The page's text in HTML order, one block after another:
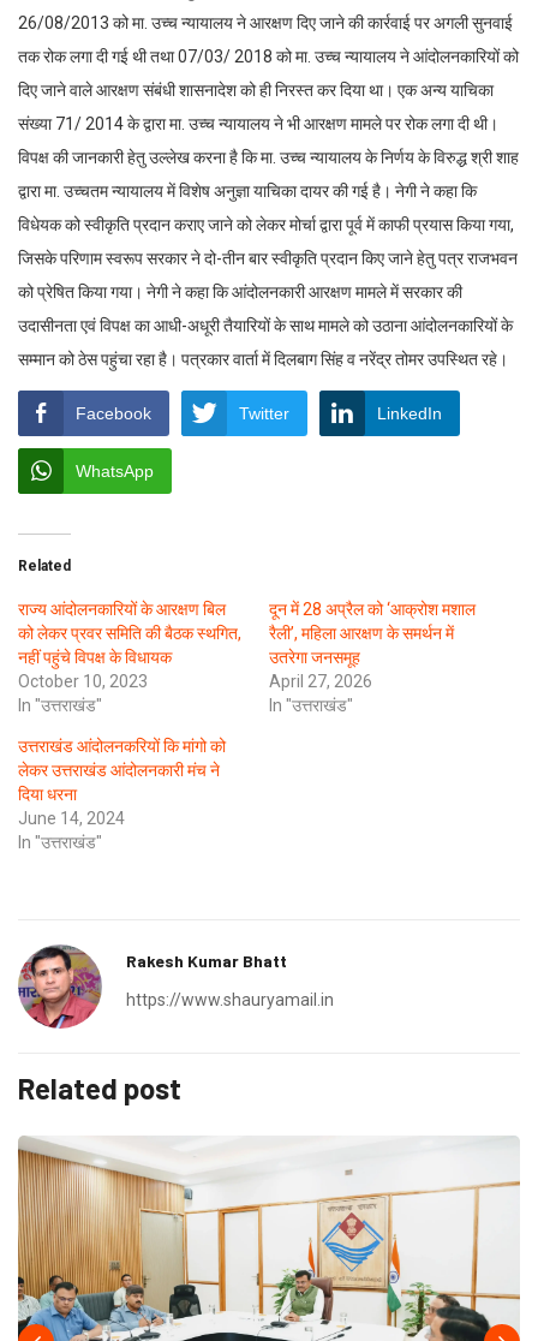
26/08/2013 को मा. उच्च न्यायालय ने आरक्षण दिए जाने की कार्रवाई पर अगली सुनवाई
तक रोक लगा दी गई थी तथा 07/03/ 2018 को मा. उच्च न्यायालय ने आंदोलनकारियों को
दिए जाने वाले आरक्षण संबंधी शासनादेश को ही निरस्त कर दिया था। एक अन्य याचिका
संख्या 71/ 2014 के द्वारा मा. उच्च न्यायालय ने भी आरक्षण मामले पर रोक लगा दी थी।
विपक्ष की जानकारी हेतु उल्लेख करना है कि मा. उच्च न्यायालय के निर्णय के विरुद्ध श्री शाह
द्वारा मा. उच्चतम न्यायालय में विशेष अनुज्ञा याचिका दायर की गई है। नेगी ने कहा कि
विधेयक को स्वीकृति प्रदान कराए जाने को लेकर मोर्चा द्वारा पूर्व में काफी प्रयास किया गया,
जिसके परिणाम स्वरूप सरकार ने दो-तीन बार स्वीकृति प्रदान किए जाने हेतु पत्र राजभवन
को प्रेषित किया गया। नेगी ने कहा कि आंदोलनकारी आरक्षण मामले में सरकार की
उदासीनता एवं विपक्ष का आधी-अधूरी तैयारियों के साथ मामले को उठाना आंदोलनकारियों के
सम्मान को ठेस पहुंचा रहा है। पत्रकार वार्ता में दिलबाग सिंह व नरेंद्र तोमर उपस्थित रहे।
Facebook Twitter LinkedIn
WhatsApp
Related
राज्य आंदोलनकारियों के आरक्षण बिल
को लेकर प्रवर समिति की बैठक स्थगित,
नहीं पहुंचे विपक्ष के विधायक
October 10, 2023
In "उत्तराखंड"
दून में 28 अप्रैल को ‘आक्रोश मशाल
रैली’, महिला आरक्षण के समर्थन में
उतरेगा जनसमूह
April 27, 2026
In "उत्तराखंड"
उत्तराखंड आंदोलनकरियों कि मांगो को
लेकर उत्तराखंड आंदोलनकारी मंच ने
दिया धरना
June 14, 2024
In "उत्तराखंड"
Rakesh Kumar Bhatt
https://www.shauryamail.in
Related post